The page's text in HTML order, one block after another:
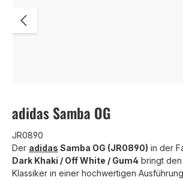
adidas Samba OG
JR0890
Der adidas Samba OG (JR0890) in der
Dark Khaki / Off White / Gum4 bringt
Klassiker in einer hochwertigen